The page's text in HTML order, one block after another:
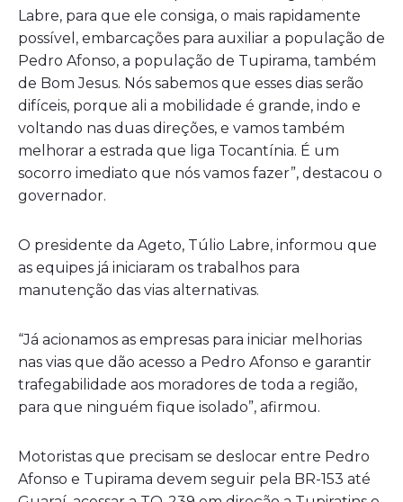
Labre, para que ele consiga, o mais rapidamente
possível, embarcações para auxiliar a população de
Pedro Afonso, a população de Tupirama, também
de Bom Jesus. Nós sabemos que esses dias serão
difíceis, porque ali a mobilidade é grande, indo e
voltando nas duas direções, e vamos também
melhorar a estrada que liga Tocantínia. É um
socorro imediato que nós vamos fazer”, destacou o
governador.
O presidente da Ageto, Túlio Labre, informou que
as equipes já iniciaram os trabalhos para
manutenção das vias alternativas.
“Já acionamos as empresas para iniciar melhorias
nas vias que dão acesso a Pedro Afonso e garantir
trafegabilidade aos moradores de toda a região,
para que ninguém fique isolado”, afirmou.
Motoristas que precisam se deslocar entre Pedro
Afonso e Tupirama devem seguir pela BR-153 até